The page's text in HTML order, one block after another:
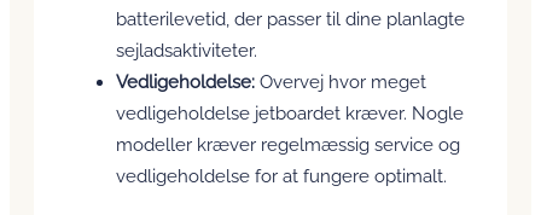
batterilevetid, der passer til dine planlagte
sejladsaktiviteter.
Vedligeholdelse: Overvej hvor meget
vedligeholdelse jetboardet kræver. Nogle
modeller kræver regelmæssig service og
vedligeholdelse for at fungere optimalt.